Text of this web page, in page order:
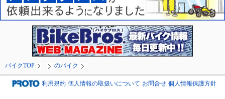
バイクTOP のバイク
利用規約 個人情報の取扱いについて お問合せ 個人情報保護方針